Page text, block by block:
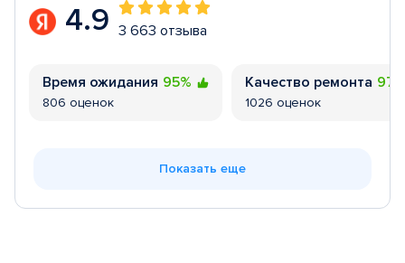
4.9 3 663 отзыва
Время ожидания 95%
806 оценок
Качество ремонта
1026 оценок
Показать еще